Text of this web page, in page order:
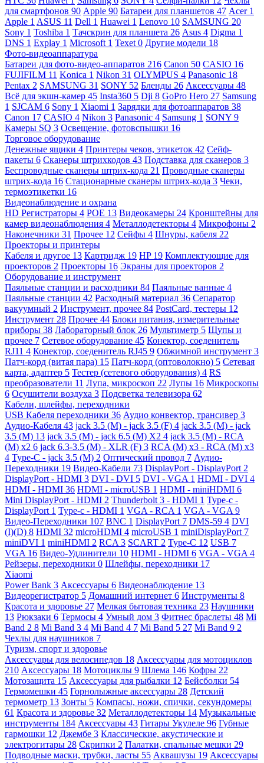
для смартфонов 90 Apple 90 Батареи для планшетов 47 Acer 1
Apple 1 ASUS 11 Dell 1 Huawei 1 Lenovo 10 SAMSUNG 20
Sony 1 Toshiba 1 Тачскрин для планшета 26 Asus 4 Digma 1
DNS 1 Explay 1 Microsoft 1 Texet 0 Другие модели 18
Фото-видеоаппаратура
Батареи для фото-видео-аппаратов 216 Canon 50 CASIO 16
FUJIFILM 11 Konica 1 Nikon 31 OLYMPUS 4 Panasonic 18
Pentax 2 SAMSUNG 31 SONY 52 Бленды 26 Аксессуары 48
Всё для экшн-камер 45 Insta360 5 Dji 8 GoPro Hero 27 Samsung
1 SJCAM 6 Sony 1 Xiaomi 1 Зарядки для фотоаппаратов 38
Canon 17 CASIO 4 Nikon 3 Panasonic 4 Samsung 1 SONY 9
Камеры SQ 3 Освещение, фотовспышки 16
Торговое оборудование
Денежные ящики 4 Принтеры чеков, этикеток 42 Сейф-
пакеты 6 Сканеры штрихкодов 43 Подставка для сканеров 3
Беспроводные сканеры штрих-кода 21 Проводные сканеры
штрих-кода 16 Стационарные сканеры штрих-кода 3 Чеки,
термоэтикетки 16
Видеонаблюдение и охрана
HD Регистраторы 4 POE 13 Видеокамеры 24 Кронштейны для
камер видеонаблюдения 4 Металлодетекторы 4 Микрофоны 2
Наконечники 31 Прочее 12 Сейфы 4 Шнуры, кабеля 22
Проекторы и принтеры
Кабеля и другое 13 Картридж 19 HP 19 Комплектующие для
проекторов 2 Проекторы 16 Экраны для проекторов 2
Оборудование и инструмент
Паяльные станции и расходники 84 Паяльные ванные 4
Паяльные станции 42 Расходный материал 36 Сепаратор
вакуумный 2 Инструмент, прочее 84 PostCard, тестеры 12
Инструмент 28 Прочее 44 Блоки питания, измерительные
приборы 38 Лабораторный блок 26 Мультиметр 5 Щупы и
прочее 7 Сетевое оборудование 45 Конектор, соеденитель
RJ11 4 Конектор, соеденитель RJ45 9 Обжимной инструмент 3
Патч-корд (витая пара) 15 Патч-корд (оптоволокно) 5 Сетевая
карта, адаптер 5 Тестер (сетевого оборудования) 4 RS
преобразователи 11 Лупа, микроскоп 22 Лупы 16 Микроскопы
6 Осушители воздуха 3 Подсветка телевизора 62
Кабели, шлейфы, переходники
USB Кабеля переходники 36 Аудио конвектор, трансивер 3
Аудио-Кабеля 43 jack 3.5 (M) - jack 3.5 (F) 4 jack 3.5 (M) - jack
3.5 (M) 13 jack 3.5 (M) - jack 6.5 (M) X2 4 jack 3.5 (M) - RCA
(M) x2 6 jack 6.3-3.5 (M) - XLR (F) 3 RCA (M) x3 - RCA (M) x3
4 Type-C - jack 3.5 (M) 2 Оптический провод 7 Аудио-
Переходники 19 Видео-Кабели 73 DisplayPort - DisplayPort 2
DisplayPort - HDMI 3 DVI - DVI 5 DVI - VGA 1 HDMI - DVI 4
HDMI - HDMI 36 HDMI - microUSB 1 HDMI - miniHDMI 6
Mini DisplayPort - HDMI 2 Thunderbolt 3 - HDMI 1 Type-c -
DisplayPort 1 Type-c - HDMI 1 VGA - RCA 1 VGA - VGA 9
Видео-Переходники 107 BNC 1 DisplayPort 7 DMS-59 4 DVI
(I)(D) 8 HDMI 32 microHDMI 4 microUSB 1 miniDisplayPort 7
miniDVI 1 miniHDMI 2 RCA 3 SCART 2 Type-C 12 USB 7
VGA 16 Видео-Удлинители 10 HDMI - HDMI 6 VGA - VGA 4
Рейзеры, переходники 0 Шлейфы, переходники 17
Xiaomi
Power Bank 3 Аксессуары 6 Видеонаблюдение 13
Видеорегистратор 5 Домашний интернет 6 Инструменты 8
Красота и здоровье 27 Мелкая бытовая техника 23 Наушники
13 Рюкзаки 6 Термосы 4 Умный дом 3 Фитнес браслеты 48 Mi
Band 2 8 Mi Band 3 4 Mi Band 4 7 Mi Band 5 27 Mi Band 9 2
Чехлы для наушников 7
Туризм, спорт и здоровье
Аксессуары для велосипедов 18 Аксессуары для мотоциклов
210 Аксессуары 18 Мотоциклы 9 Шлема 146 Кофры 22
Мотозащита 15 Аксессуары для рыбалки 12 Бейсболки 54
Гермомешки 45 Горнолыжные аксессуары 28 Детский
термометр 13 Зонты 5 Компасы, ножи, спички, секундомеры
61 Красота и здоровье 32 Металлодетекторы 14 Музыкальные
инструменты 184 Аксессуары 43 Гитары Укулеле 96 Губные
гармошки 12 Джембе 3 Классические, акустические и
электрогитары 28 Скрипки 2 Палатки, спальные мешки 29
Подводные маски, трубки, ласты 55 Аквашузы 19 Аксессуары